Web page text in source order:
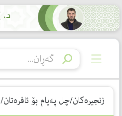
زنجیرەکان/چل پەیام بۆ ئافرەتان/